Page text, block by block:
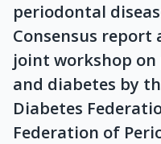
periodontal
Consensus
joint workshop
and diabetes by
Diabetes
Federation of